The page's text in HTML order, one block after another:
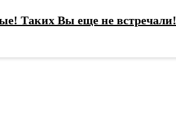
Таких Вы еще не встречали!